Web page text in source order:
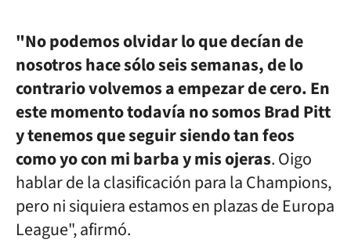
"No podemos olvidar lo que decían de
nosotros hace sólo seis semanas, de lo
contrario volvemos a empezar de cero. En
este momento todavía no somos Brad Pitt
y tenemos que seguir siendo tan feos
como yo con mi barba y mis ojeras.Oigo
hablar de la clasificación para la Champions,
pero ni siquiera estamos en plazas de Europa
League", afirmó.